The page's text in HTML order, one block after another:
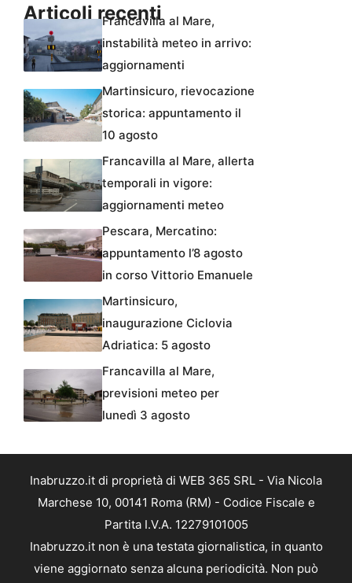
Articoli recenti
Francavilla al Mare,
instabilità meteo in arrivo:
aggiornamenti
Martinsicuro, rievocazione
storica: appuntamento il
10 agosto
Francavilla al Mare, allerta
temporali in vigore:
aggiornamenti meteo
Pescara, Mercatino:
appuntamento l’8 agosto
in corso Vittorio Emanuele
Martinsicuro,
inaugurazione Ciclovia
Adriatica: 5 agosto
Francavilla al Mare,
previsioni meteo per
lunedì 3 agosto
Inabruzzo.it di proprietà di WEB 365 SRL - Via Nicola
Marchese 10, 00141 Roma (RM) - Codice Fiscale e
Partita I.V.A. 12279101005
Inabruzzo.it non è una testata giornalistica, in quanto
viene aggiornato senza alcuna periodicità. Non può